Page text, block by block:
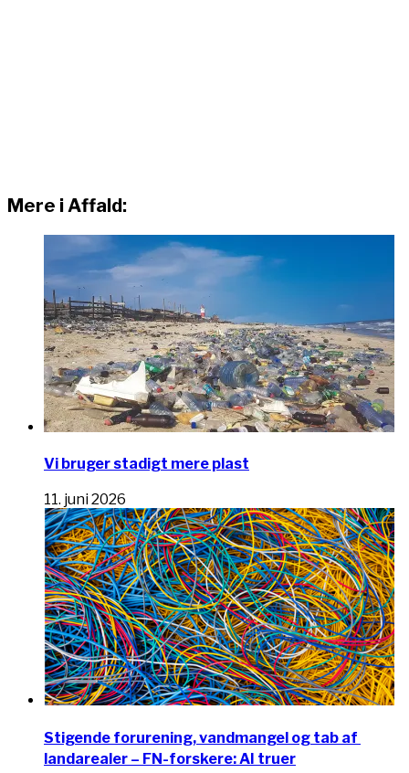
Mere i Affald:
Vi bruger stadigt mere plast
11. juni 2026
Stigende forurening, vandmangel og tab af ​​
landarealer – FN-forskere: AI truer